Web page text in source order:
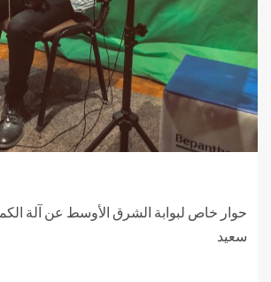
حوار خاص لبوابة الشرق الأوسط عن آلة
سعيد